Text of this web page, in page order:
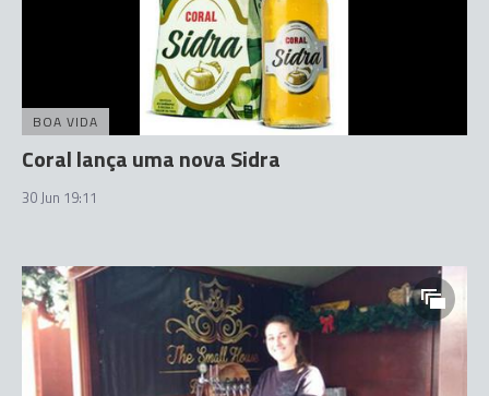
BOA VIDA
Coral lança uma nova Sidra
30 Jun 19:11